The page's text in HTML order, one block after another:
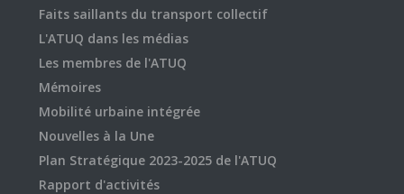
Faits saillants du transport collectif
L'ATUQ dans les médias
Les membres de l'ATUQ
Mémoires
Mobilité urbaine intégrée
Nouvelles à la Une
Plan Stratégique 2023-2025 de l'ATUQ
Rapport d'activités